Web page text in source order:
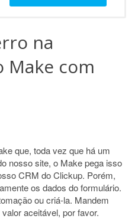
na
Make com
que, toda vez que há um
nosso site, o Make pega isso
CRM do Clickup. Porém,
os dados do formulário.
ou criá-la. Mandem
aceitável, por favor.